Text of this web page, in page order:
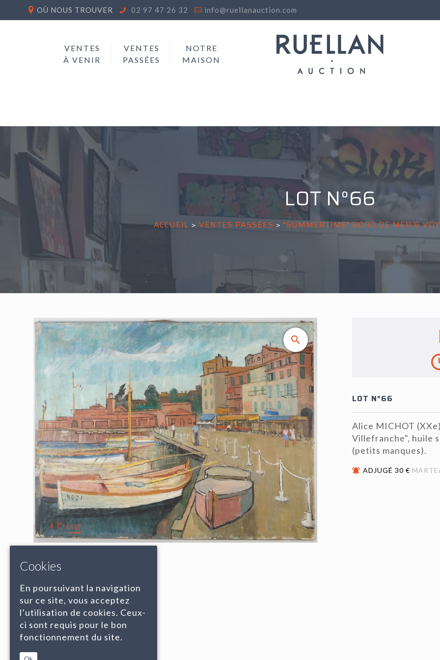
OÙ NOUS TROUVER 02 97 47 26 32 info@ruellanauction.com
VENTES
À VENIR
VENTES
PASSÉES
NOTRE
MAISON
LOT N°66
ACCUEIL > VENTES PASSÉES > "SUMMERTIME" BORD DE MER &
LOT N°66
Alice MICHOT
Villefranche", huile
(petits manques).
ADJUGÉ 30 €
Cookies
En poursuivant la navigation
sur ce site, vous acceptez
l’utilisation de cookies. Ceux-
ci sont requis pour le bon
fonctionnement du site.